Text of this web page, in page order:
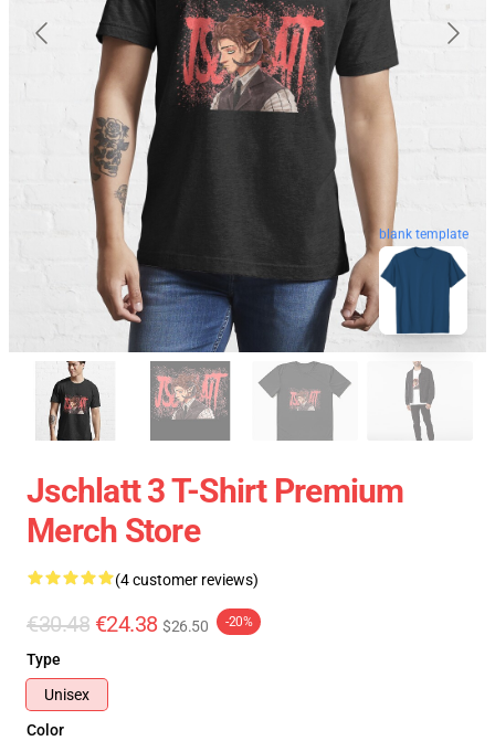
blank template
Jschlatt 3 T-Shirt Premium
Merch Store
(4 customer reviews)
€30.48 €24.38 $26.50 -20%
Type
Unisex
Color